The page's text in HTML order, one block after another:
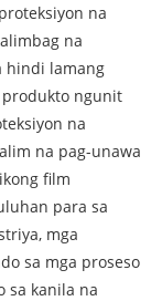
na
na
hindi lamang
ngunit
na
na pag-unawa
film
para sa
mga
sa mga proseso
sa kanila na